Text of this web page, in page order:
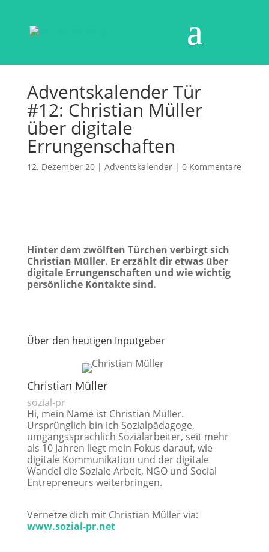
Adventskalender Tür
#12: Christian Müller
über digitale
Errungenschaften
12. Dezember 20| Adventskalender| 0 Kommentare
Hinter dem zwölften Türchen verbirgt sich
Christian Müller. Er erzählt dir etwas über
digitale Errungenschaften und wie wichtig
persönliche Kontakte sind.
Über den heutigen Inputgeber
Christian Müller
sozial-pr
Hi, mein Name ist Christian Müller.
Ursprünglich bin ich Sozialpädagoge,
umgangssprachlich Sozialarbeiter, seit mehr
als 10 Jahren liegt mein Fokus darauf, wie
digitale Kommunikation und der digitale
Wandel die Soziale Arbeit, NGO und Social
Entrepreneurs weiterbringen.
Vernetze dich mit Christian Müller via:
www.sozial-pr.net